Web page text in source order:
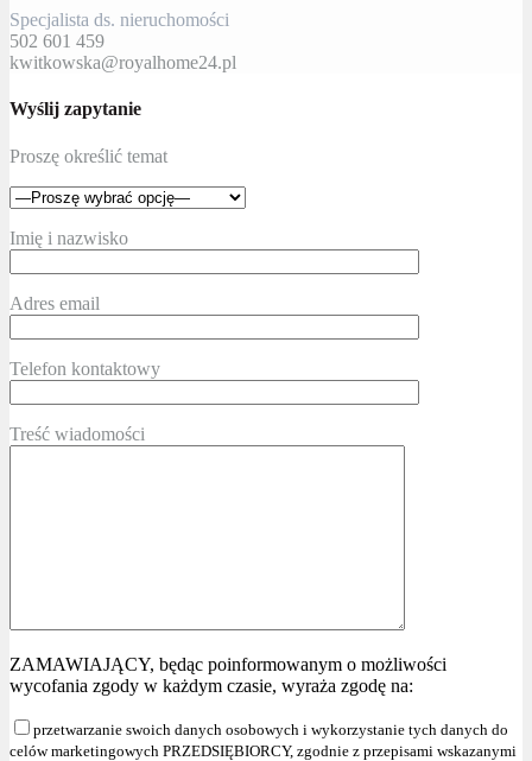
Specjalista ds. nieruchomości
502 601 459
kwitkowska@royalhome24.pl
Wyślij zapytanie
Proszę określić temat
Imię i nazwisko
Adres email
Telefon kontaktowy
Treść wiadomości
ZAMAWIAJĄCY, będąc poinformowanym o możliwości
wycofania zgody w każdym czasie, wyraża zgodę na:
przetwarzanie swoich danych osobowych i wykorzystanie tych danych do
celów marketingowych PRZEDSIĘBIORCY, zgodnie z przepisami wskazanymi